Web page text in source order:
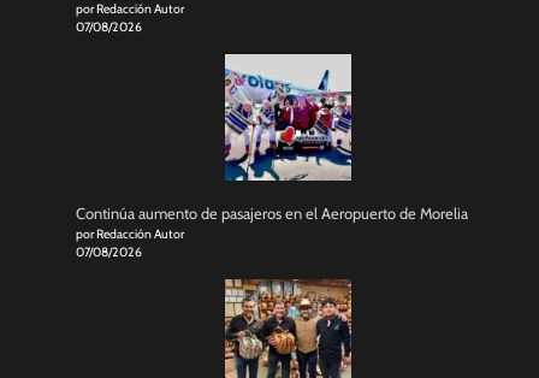
por Redacción Autor
07/08/2026
Continúa aumento de pasajeros en el Aeropuerto de Morelia
por Redacción Autor
07/08/2026